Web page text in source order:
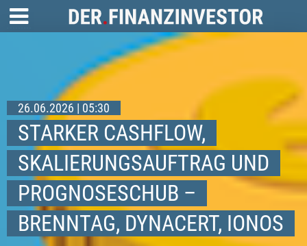
26.06.2026 | 05:30
STARKER CASHFLOW,
SKALIERUNGSAUFTRAG UND
PROGNOSESCHUB –
BRENNTAG, DYNACERT, IONOS